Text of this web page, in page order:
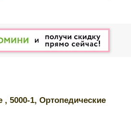
5000-1, Ортопедические